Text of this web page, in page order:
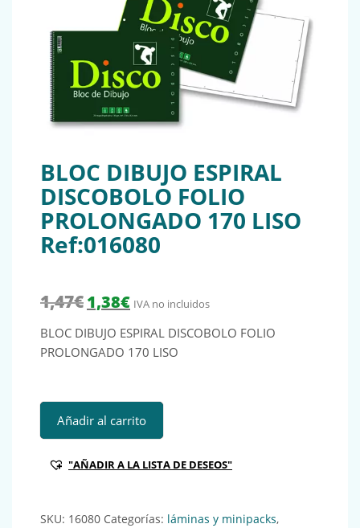
BLOC DIBUJO ESPIRAL
DISCOBOLO FOLIO
PROLONGADO 170 LISO
Ref:016080
1,47€ El precio original era: 1,47€.
1,38€El precio actual es: 1,38€.
IVA no incluidos
BLOC DIBUJO ESPIRAL DISCOBOLO FOLIO
PROLONGADO 170 LISO
BLOC DIBUJO ESPIRAL DISCOBOLO FOLIO
Añadir al carrito
"AÑADIR A LA LISTA DE DESEOS"
SKU: 16080 Categorías: láminas y minipacks,